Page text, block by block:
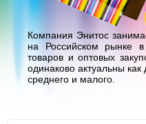
Компания Энитос
на Российском рынке в
товаров и оптовых
одинаково актуальны как
среднего и малого.